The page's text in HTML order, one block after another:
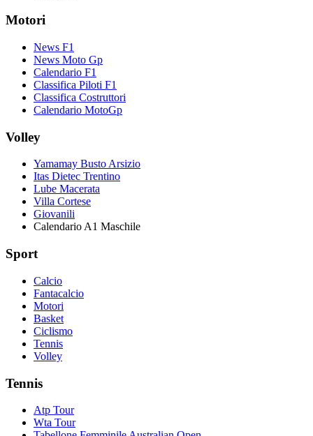
Motori
News F1
News Moto Gp
Calendario F1
Classifica Piloti F1
Classifica Costruttori
Calendario MotoGp
Volley
Yamamay Busto Arsizio
Itas Dietec Trentino
Lube Macerata
Villa Cortese
Giovanili
Calendario A1 Maschile
Sport
Calcio
Fantacalcio
Motori
Basket
Ciclismo
Tennis
Volley
Tennis
Atp Tour
Wta Tour